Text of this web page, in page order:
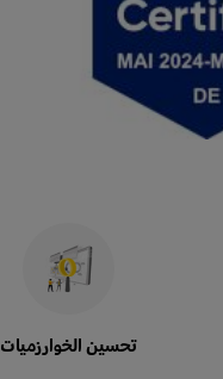
تحسين الخوارزميات